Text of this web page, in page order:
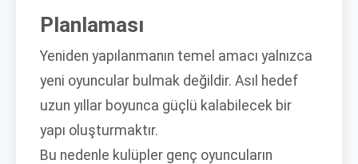
Planlaması
Yeniden yapılanmanın temel amacı yalnızca
yeni oyuncular bulmak değildir. Asıl hedef
uzun yıllar boyunca güçlü kalabilecek bir
yapı oluşturmaktır.
Bu nedenle kulüpler genç oyuncuların